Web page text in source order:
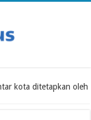
kota ditetapkan oleh